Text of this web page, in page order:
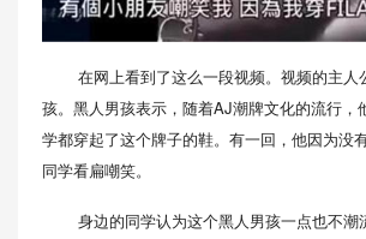
在网上看到了这么一段视频。视频的主人
孩。黑人男孩表示，随着AJ潮牌文化的流行，
学都穿起了这个牌子的鞋。有一回，他因为没
同学看扁嘲笑。
身边的同学认为这个黑人男孩一点也不潮